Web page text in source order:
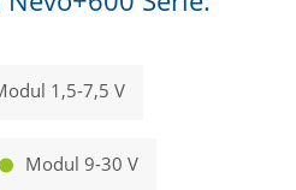
1,5-7,5 V
Modul 9-30 V